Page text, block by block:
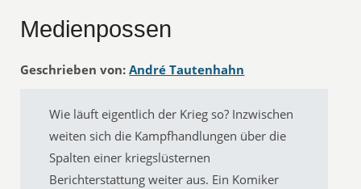
Medienpossen
Geschrieben von: André Tautenhahn
Wie läuft eigentlich der Krieg so? Inzwischen
weiten sich die Kampfhandlungen über die
Spalten einer kriegslüsternen
Berichterstattung weiter aus. Ein Komiker